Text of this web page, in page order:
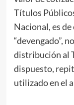
Títulos
Nacional, es
“devengado”,
distribución al
dispuesto,
utilizado en el